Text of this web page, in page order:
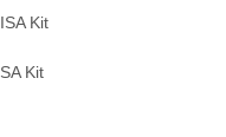
Kit
Kit